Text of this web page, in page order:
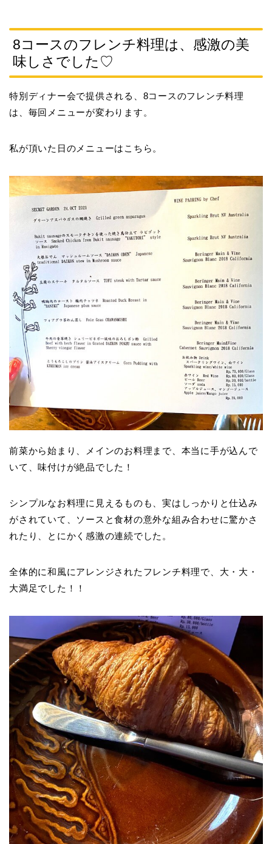
8コースのフレンチ料理は、感激の美
味しさでした♡
特別ディナー会で提供される、8コースのフレンチ料理
は、毎回メニューが変わります。
私が頂いた日のメニューはこちら。
前菜から始まり、メインのお料理まで、本当に手が込んで
いて、味付けが絶品でした！
シンプルなお料理に見えるものも、実はしっかりと仕込み
がされていて、ソースと食材の意外な組み合わせに驚かさ
れたり、とにかく感激の連続でした。
全体的に和風にアレンジされたフレンチ料理で、大・大・
大満足でした！！